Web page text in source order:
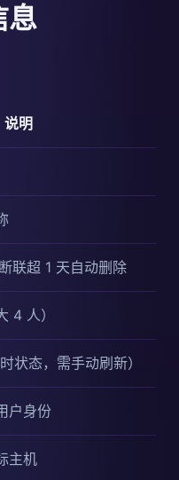
息
说明
联超 1 天自动删除
4 人）
状态，需手动刷新）
户身份
主机